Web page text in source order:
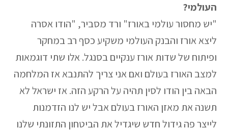
העולמי?
"יש מחסור עולמי באורז" ורד מסביר, "הודו אסרה
ליצא אורז והבנק העולמי משקיע כסף רב במחקר
ופיתוח של שדות אורז ענקיים בסנגל. אלו שתי דוגמאות
למצב האורז בעולם ואם אני צריך להתנבא אז המלחמה
הבאה בין הודו לסין תהיה על הרקע הזה. אז ישראל לא
תשנה את מאזן האורז בעולם אבל יש לנו הזדמנות
לייצר פה גידול חדש שיגדיל את הביטחון התזונתי שלנו